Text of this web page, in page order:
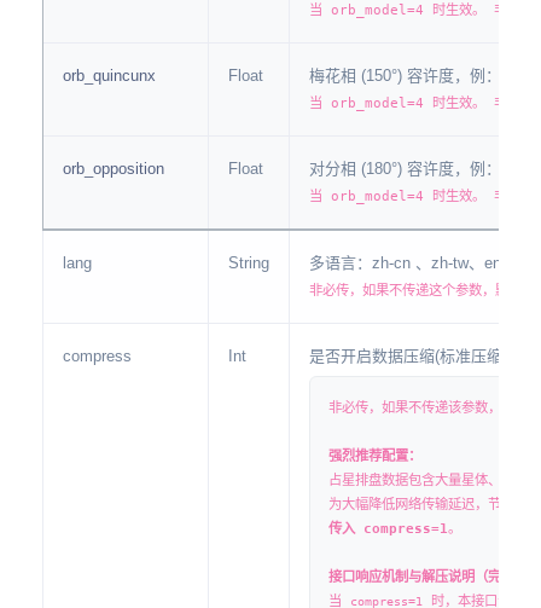
当 orb_model=4 时生效。 非必传
orb_quincunx Float 梅花相 (150°) 容许度，例：3
当 orb_model=4 时生效。 非必传
orb_opposition Float 对分相 (180°) 容许度，例：8
当 orb_model=4 时生效。 非必传
lang String 多语言：zh-cn 、zh-tw、en-
非必传，如果不传递这个参数，默认
compress Int 是否开启数据压缩(标准压缩模
非必传，如果不传递该参数，默认
强烈推荐配置：
占星排盘数据包含大量星体、宫位
为大幅降低网络传输延迟，节省您
传入 compress=1。
接口响应机制与解压说明（完全符
当
compress=1 时，本接口会在